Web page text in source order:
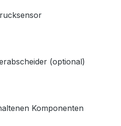
(optional)
Komponenten